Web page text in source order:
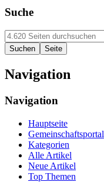
Suche
Navigation
Navigation
Hauptseite
Gemeinschaftsportal
Kategorien
Alle Artikel
Neue Artikel
Top Themen